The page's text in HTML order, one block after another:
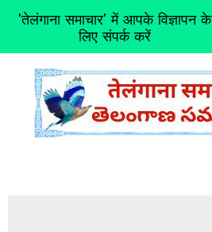
'तेलंगाना समाचार' में आपके विज्ञापन के
लिए संपर्क करें